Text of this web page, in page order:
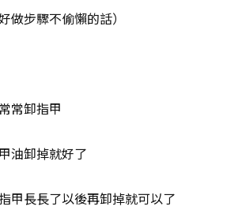
做步驟不偷懶的話）
常卸指甲
油卸掉就好了
甲長長了以後再卸掉就可以了